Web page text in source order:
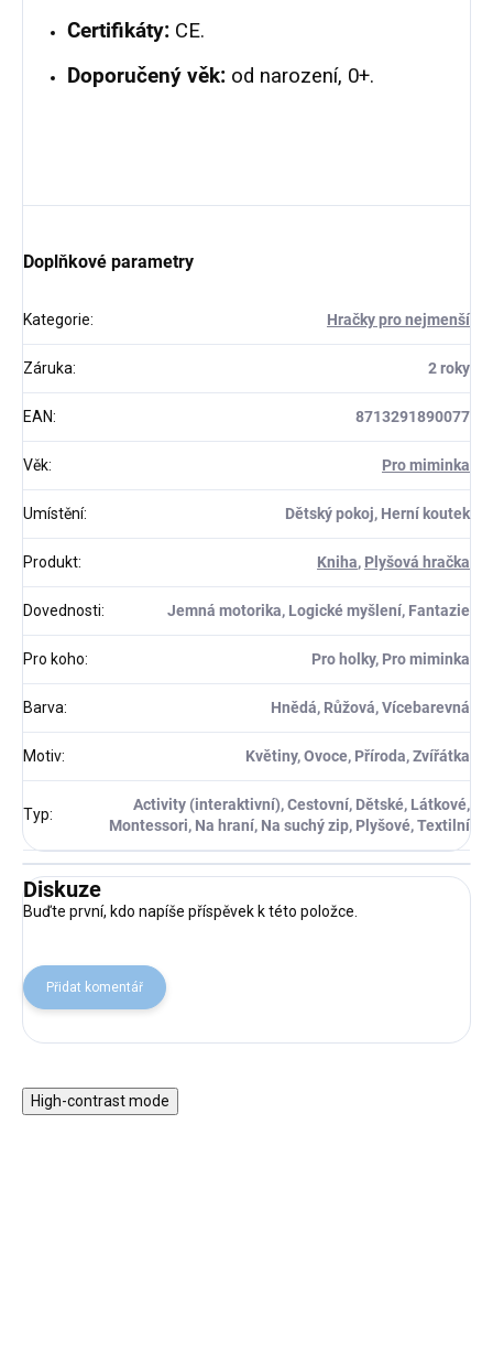
Certifikáty: CE.
Doporučený věk: od narození, 0+.
Doplňkové parametry
Kategorie: Hračky pro nejmenší
Záruka: 2 roky
EAN: 8713291890077
Věk: Pro miminka
Umístění: Dětský pokoj, Herní koutek
Produkt: Kniha, Plyšová hračka
Dovednosti: Jemná motorika, Logické myšlení, Fantazie
Pro koho: Pro holky, Pro miminka
Barva: Hnědá, Růžová, Vícebarevná
Motiv: Květiny, Ovoce, Příroda, Zvířátka
Typ:
Activity (interaktivní), Cestovní, Dětské, Látkové,
Montessori, Na hraní, Na suchý zip, Plyšové, Textilní
Diskuze
Buďte první, kdo napíše příspěvek k této položce.
Přidat komentář
High-contrast mode